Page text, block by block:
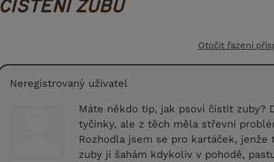
ČIŠTĚNÍ ZUBŮ
Otočit řazení
Neregistrovaný uživatel
Máte někdo tip, jak psovi čistit zuby?
tyčinky, ale z těch měla střevní
Rozhodla jsem se pro kartáček, jenže
zuby jí šahám kdykoliv v pohodě,